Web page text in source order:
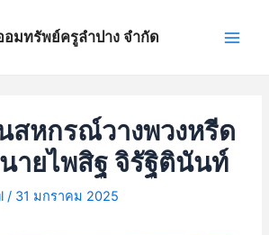
มทรัพย์ครูลำปาง จำกัด
สหกรณ์วางพวงหรีด
ายไพสิฐ จิรัฐิตินันท์
/ 31 มกราคม 2025